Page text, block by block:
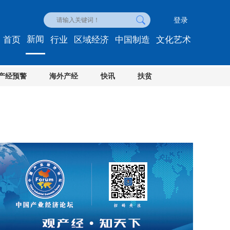
登录
首页 新闻
经预警 海外产经 快讯 扶贫
行业 区域经济 中国制造 文化艺术